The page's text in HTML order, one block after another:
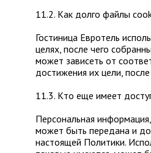
11.2. Как долго файлы
Гостиница Евротель
целях, после чего
может зависеть от
достижения их цели,
11.3. Кто еще имеет
Персональная
может быть передана и
настоящей Политики.